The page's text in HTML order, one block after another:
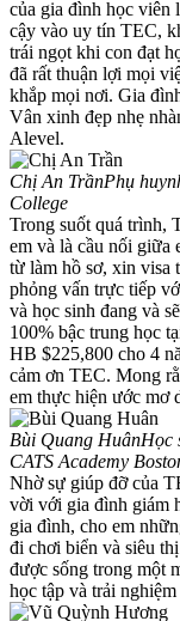
của gia đình học viên
cậy vào uy tín TEC,
trái ngọt khi con đạt
đã rất thuận lợi mọi
khắp mọi nơi. Gia
Vân xinh đẹp nhẹ
Alevel.
Chị An TrầnPhụ
College
Trong suốt quá trình,
em và là cầu nối giữa
từ làm hồ sơ, xin visa
phỏng vấn trực tiếp
và học sinh đang và
100% bậc trung học
HB $225,800 cho 4
cảm ơn TEC. Mong
em thực hiện ước mơ
Bùi Quang HuânHọc
CATS Academy
Nhờ sự giúp đỡ của
vời với gia đình giám
gia đình, cho em
đi chơi biển và siêu
được sống trong một
học tập và trải